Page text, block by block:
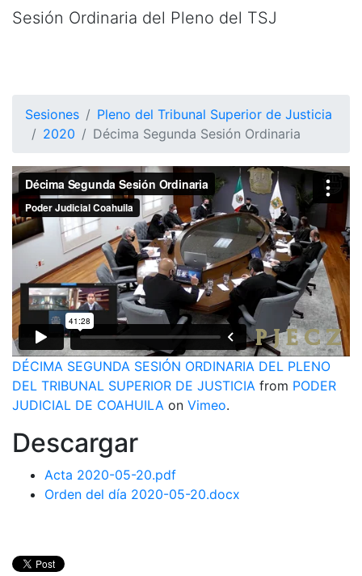
Sesión Ordinaria del Pleno del TSJ
Sesiones
Pleno del Tribunal Superior de Justicia
2020
Décima Segunda Sesión Ordinaria
DÉCIMA SEGUNDA SESIÓN ORDINARIA DEL PLENO
DEL TRIBUNAL SUPERIOR DE JUSTICIA from PODER
JUDICIAL DE COAHUILA on Vimeo.
Descargar
Acta 2020-05-20.pdf
Orden del día 2020-05-20.docx